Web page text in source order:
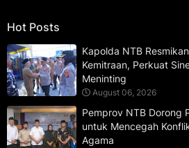
Hot Posts
Kapolda NTB
Kemitraan, Perkuat
Meninting
August 06, 2026
Pemprov NTB Dorong
untuk Mencegah
Agama